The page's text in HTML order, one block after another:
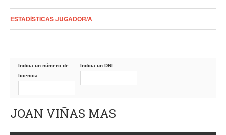
ESTADÍSTICAS JUGADOR/A
Indica un número de
licencia:
Indica un DNI:
JOAN VIÑAS MAS